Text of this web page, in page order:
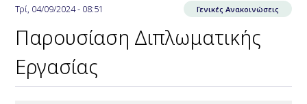
Τρί, 04/09/2024 - 08:51 Γενικές Ανακοινώσεις
Παρουσίαση Διπλωματικής
Εργασίας